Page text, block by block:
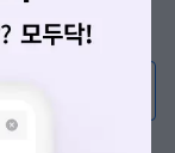
요?
러가기